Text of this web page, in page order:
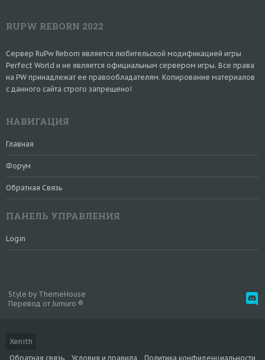
RUPW REBORN 2022
Сервер RuPw Reborn является любительской модификацией игры
Perfect World и не является официальным сервером игры. Все права
на PW принадлежат ее правообладателям. Копирование материалов
с данного сайта строго запрещено!
НАВИГАЦИЯ
Главная
Форум
Обратная Связь
ПАНЕЛЬ УПРАВЛЕНИЯ
Login
Xenith
Обратная связь
Условия и правила Политика конфиденциальности
Style by ThemeHouse
Перевод от Jumuro ®